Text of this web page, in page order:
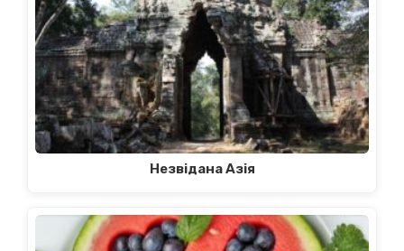
Незвідана Азія